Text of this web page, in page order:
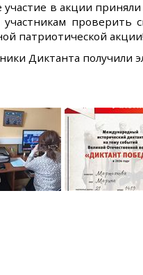
участие в акции
участникам проверить
патриотической акции!
Диктанта получили